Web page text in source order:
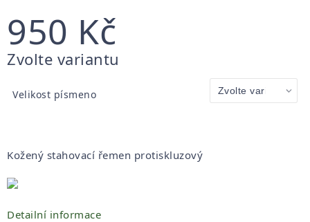
950 Kč
Měrná
Zvolte variantu
Velikost písmeno
Kožený stahovací řemen protiskluzový
Detailní informace